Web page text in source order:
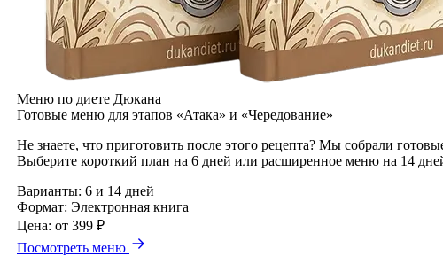
Меню по диете Дюкана
Готовые меню для этапов «Атака» и «Чередование»
Не знаете, что приготовить после этого рецепта? Мы собрали
Выберите короткий план на 6 дней или расширенное меню на 14
Варианты: 6 и 14 дней
Формат: Электронная книга
Цена: от 399 ₽
Посмотреть меню